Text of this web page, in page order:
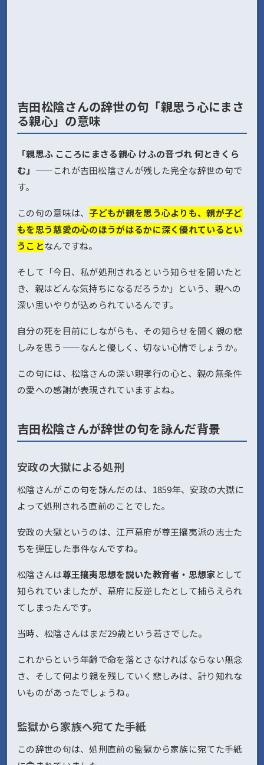
吉田松陰さんの辞世の句「親思う心にまさ
る親心」の意味
「親思ふ こころにまさる親心 けふの音づれ 何ときくら
む」 ——これが吉田松陰さんが残した完全な辞世の句で
す。
この句の意味は、 子どもが親を思う心よりも、親が子ど
もを思う慈愛の心のほうがはるかに深く優れているとい
うことなんですね。
そして「今日、私が処刑されるという知らせを聞いたと
き、親はどんな気持ちになるだろうか」という、親への
深い思いやりが込められているんです。
自分の死を目前にしながらも、その知らせを聞く親の悲
しみを思う——なんと優しく、切ない心情でしょうか。
この句には、松陰さんの深い親孝行の心と、親の無条件
の愛への感謝が表現されていますよね。
吉田松陰さんが辞世の句を詠んだ背景
安政の大獄による処刑
松陰さんがこの句を詠んだのは、1859年、安政の大獄に
よって処刑される直前のことでした。
安政の大獄というのは、江戸幕府が尊王攘夷派の志士た
ちを弾圧した事件なんですね。
松陰さんは尊王攘夷思想を説いた教育者・思想家として
知られていましたが、幕府に反逆したとして捕らえられ
てしまったんです。
当時、松陰さんはまだ29歳という若さでした。
これからという年齢で命を落とさなければならない無念
さ、そして何より親を残していく悲しみは、計り知れな
いものがあったでしょうね。
監獄から家族へ宛てた手紙
この辞世の句は、処刑直前の監獄から家族に宛てた手紙